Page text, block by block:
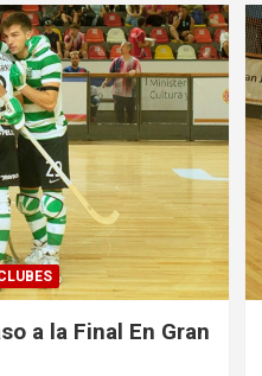
a la Final En Gran